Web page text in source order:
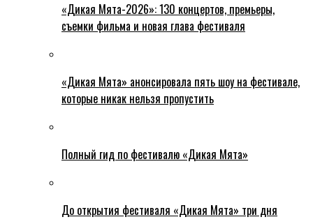
«Дикая Мята-2026»: 130 концертов, премьеры,
съемки фильма и новая глава фестиваля
«Дикая Мята» анонсировала пять шоу на фестивале,
которые никак нельзя пропустить
Полный гид по фестивалю «Дикая Мята»
До открытия фестиваля «Дикая Мята» три дня